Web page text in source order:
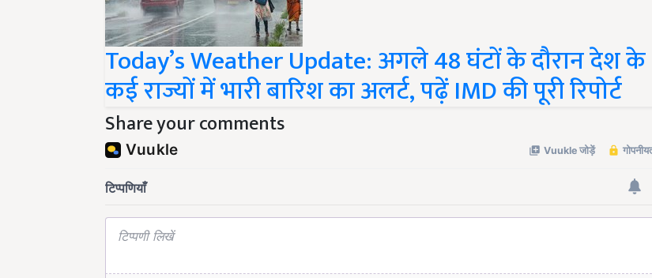
Today’s Weather Update: अगले 48 घंटों के दौरान देश के
कई राज्यों में भारी बारिश का अलर्ट, पढ़ें IMD की पूरी रिपोर्ट
Share your comments